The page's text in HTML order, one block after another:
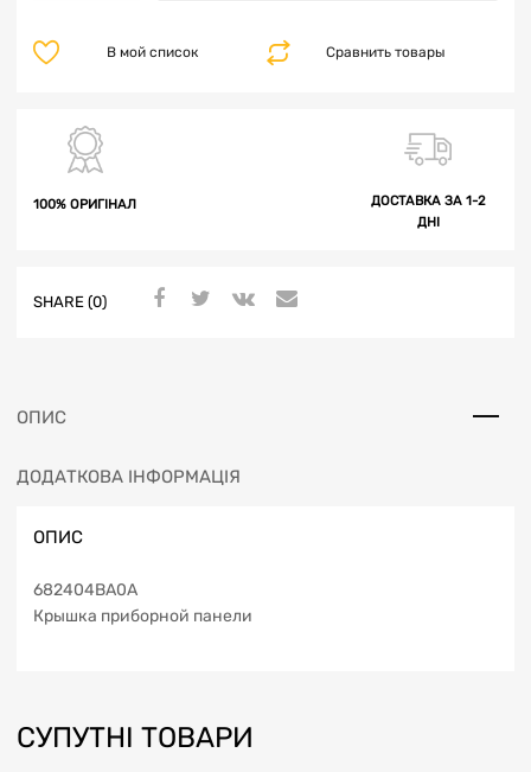
Сравнить товары
В мой список
100% ОРИГІНАЛ
ДОСТАВКА ЗА 1-2
ДНІ
SHARE (0)
ОПИС
ДОДАТКОВА ІНФОРМАЦІЯ
ОПИС
682404BA0A
Крышка приборной панели
СУПУТНІ ТОВАРИ